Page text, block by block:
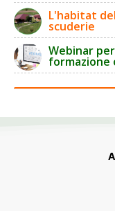
L'habitat
scuderie
Webinar
formazione